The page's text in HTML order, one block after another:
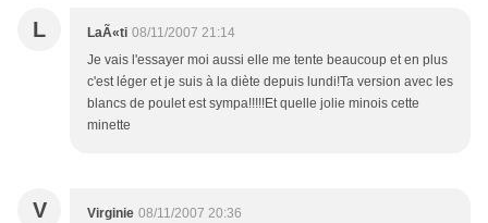
L LaÃ«ti 08/11/2007 21:14
Je vais l'essayer moi aussi elle me tente beaucoup et en plus
c'est léger et je suis à la diète depuis lundi!Ta version avec les
blancs de poulet est sympa!!!!!Et quelle jolie minois cette
minette
V Virginie 08/11/2007 20:36